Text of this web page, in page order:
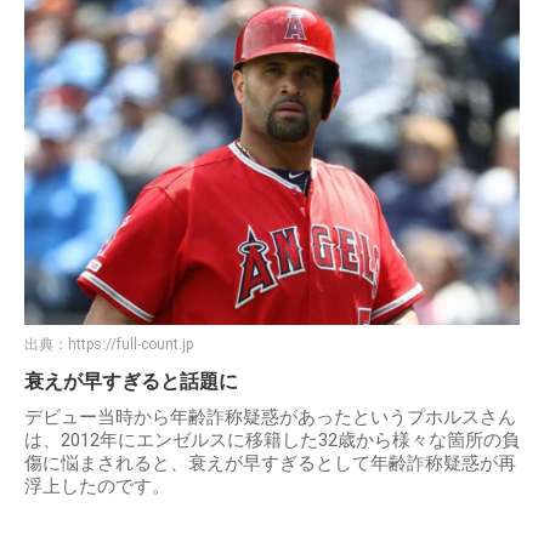
出典： https://full-count.jp
衰えが早すぎると話題に
デビュー当時から年齢詐称疑惑があったというプホルスさん
は、2012年にエンゼルスに移籍した32歳から様々な箇所の負
傷に悩まされると、衰えが早すぎるとして年齢詐称疑惑が再
浮上したのです。